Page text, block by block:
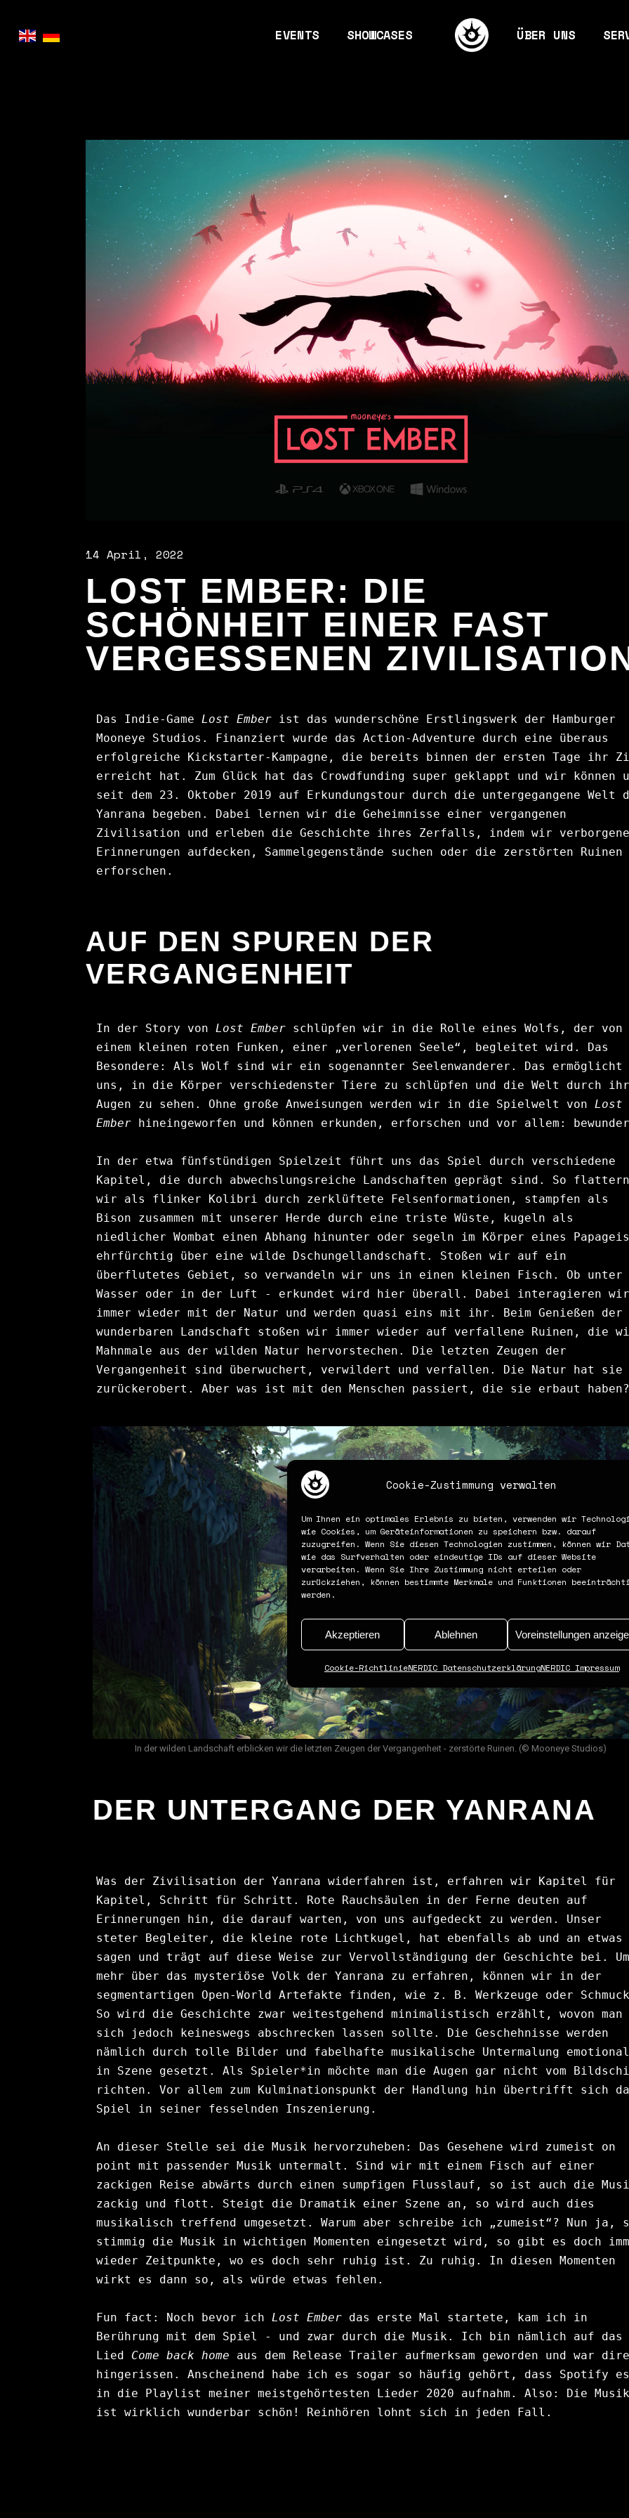
Cookie-Zustimmung verwalten
Um Ihnen ein optimales Erlebnis zu bieten, verwenden wir
wie Cookies, um Geräteinformationen zu speichern bzw. darauf
zuzugreifen. Wenn Sie diesen Technologien zustimmen, können wir
wie das Surfverhalten oder eindeutige IDs auf dieser Website
verarbeiten. Wenn Sie Ihre Zustimmung nicht erteilen oder
zurückziehen, können bestimmte Merkmale und Funktionen
werden.
Akzeptieren Ablehnen Voreinstellungen
Cookie-RichtlinieNERDIC DatenschutzerklärungNERDIC Impressum
EVENTS
Retro & Gaming
Markt
Games Ground
Eventbilder
FAQ
SHOWCASES ÜBER UNS
Kernteam
The way we work
Jobs
14 April, 2022
LOST EMBER: DIE
SCHÖNHEIT EINER FAST
VERGESSENEN
Das Indie-Game Lost Ember ist das wunderschöne Erstlingswerk der Hamburger
Mooneye Studios. Finanziert wurde das Action-Adventure durch eine überaus
erfolgreiche Kickstarter-Kampagne, die bereits binnen der ersten Tage ihr
erreicht hat. Zum Glück hat das Crowdfunding super geklappt und wir können
seit dem 23. Oktober 2019 auf Erkundungstour durch die untergegangene Welt
Yanrana begeben. Dabei lernen wir die Geheimnisse einer vergangenen
Zivilisation und erleben die Geschichte ihres Zerfalls, indem wir verborgene
Erinnerungen aufdecken, Sammelgegenstände suchen oder die zerstörten Ruinen
erforschen.
AUF DEN SPUREN DER
VERGANGENHEIT
In der Story von Lost Ember schlüpfen wir in die Rolle eines Wolfs, der von
einem kleinen roten Funken, einer „verlorenen Seele“, begleitet wird. Das
Besondere: Als Wolf sind wir ein sogenannter Seelenwanderer. Das ermöglicht
uns, in die Körper verschiedenster Tiere zu schlüpfen und die Welt durch
Augen zu sehen. Ohne große Anweisungen werden wir in die Spielwelt von Lost
Ember
In der etwa fünfstündigen Spielzeit führt uns das Spiel durch verschiedene
Kapitel, die durch abwechslungsreiche Landschaften geprägt sind. So flattern
wir als flinker Kolibri durch zerklüftete Felsenformationen, stampfen als
Bison zusammen mit unserer Herde durch eine triste Wüste, kugeln als
niedlicher Wombat einen Abhang hinunter oder segeln im Körper eines Papageis
ehrfürchtig über eine wilde Dschungellandschaft. Stoßen wir auf ein
überflutetes Gebiet, so verwandeln wir uns in einen kleinen Fisch. Ob unter
Wasser oder in der Luft - erkundet wird hier überall. Dabei interagieren wir
immer wieder mit der Natur und werden quasi eins mit ihr. Beim Genießen der
wunderbaren Landschaft stoßen wir immer wieder auf verfallene Ruinen, die
Mahnmale aus der wilden Natur hervorstechen. Die letzten Zeugen der
Vergangenheit sind überwuchert, verwildert und verfallen. Die Natur hat sie
zurückerobert. Aber was ist mit den Menschen passiert, die sie erbaut haben?
In der wilden Landschaft erblicken wir die letzten Zeugen der Vergangenheit - zerstörte Ruinen. (© Mooneye Studios)
DER UNTERGANG DER YANRANA
Was der Zivilisation der Yanrana widerfahren ist, erfahren wir Kapitel für
Kapitel, Schritt für Schritt. Rote Rauchsäulen in der Ferne deuten auf
Erinnerungen hin, die darauf warten, von uns aufgedeckt zu werden. Unser
steter Begleiter, die kleine rote Lichtkugel, hat ebenfalls ab und an etwas
sagen und trägt auf diese Weise zur Vervollständigung der Geschichte bei. Um
mehr über das mysteriöse Volk der Yanrana zu erfahren, können wir in der
segmentartigen Open-World Artefakte finden, wie z. B. Werkzeuge oder
So wird die Geschichte zwar weitestgehend minimalistisch erzählt, wovon man
sich jedoch keineswegs abschrecken lassen sollte. Die Geschehnisse werden
nämlich durch tolle Bilder und fabelhafte musikalische Untermalung emotional
in Szene gesetzt. Als Spieler*in möchte man die Augen gar nicht vom
richten. Vor allem zum Kulminationspunkt der Handlung hin übertrifft sich
Spiel in seiner fesselnden Inszenierung.
An dieser Stelle sei die Musik hervorzuheben: Das Gesehene wird zumeist on
point mit passender Musik untermalt. Sind wir mit einem Fisch auf einer
zackigen Reise abwärts durch einen sumpfigen Flusslauf, so ist auch die
zackig und flott. Steigt die Dramatik einer Szene an, so wird auch dies
musikalisch treffend umgesetzt. Warum aber schreibe ich „zumeist“? Nun ja,
stimmig die Musik in wichtigen Momenten eingesetzt wird, so gibt es doch
wieder Zeitpunkte, wo es doch sehr ruhig ist. Zu ruhig. In diesen Momenten
wirkt es dann so, als würde etwas fehlen.
Fun fact: Noch bevor ich Lost Ember das erste Mal startete, kam ich in
Berührung mit dem Spiel - und zwar durch die Musik. Ich bin nämlich auf das
Lied Come back home aus dem Release Trailer aufmerksam geworden und war
hingerissen. Anscheinend habe ich es sogar so häufig gehört, dass Spotify es
in die Playlist meiner meistgehörtesten Lieder 2020 aufnahm. Also: Die Musik
ist wirklich wunderbar schön! Reinhören lohnt sich in jeden Fall.